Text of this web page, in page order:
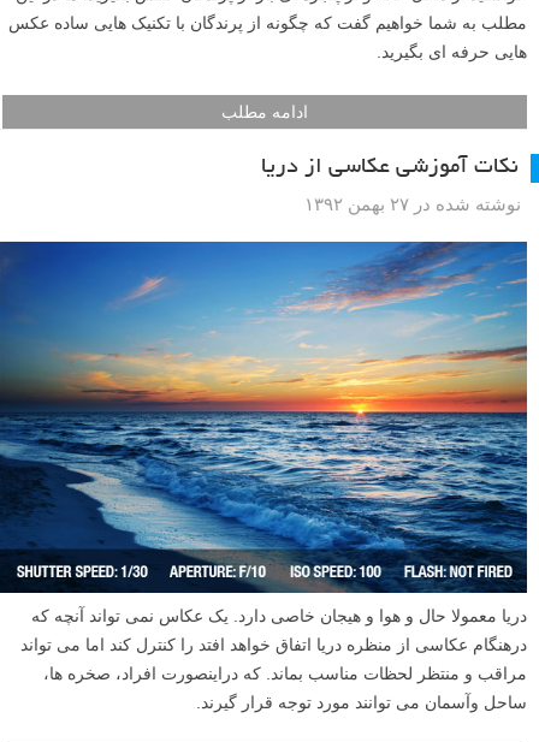
پرندگان را با غذا دادن به آنها جایی بیاورید که بتوانید با لنز آنها را ببینید. می
توانید به آرامی و در چند روز یا هفته این محل غذا خوری را به جایی که برای
عکس گرفتن در آنجا می ایستید نزدیک کنید، با این کار حتی می توانید اگر
خواستید از داخل خانه و از پنجره ای باز از پرندگان عکس بگیرید. ما در این
مطلب به شما خواهیم گفت که چگونه از پرندگان با تکنیک هایی ساده عکس
هایی حرفه ای بگیرید.
ادامه مطلب
نکات آموزشی عکاسی از دریا
نوشته شده در ۲۷ بهمن ۱۳۹۲